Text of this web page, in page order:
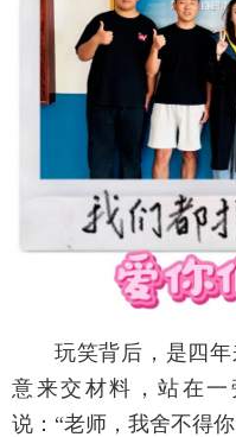
玩笑背后，是四
意来交材料，站在
说：“老师，我舍不得